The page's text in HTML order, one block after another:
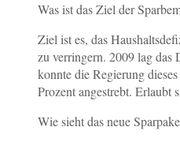
Was ist das Ziel der
Ziel ist es, das
zu verringern. 2009 lag das
konnte die Regierung
Prozent angestrebt. Erlaubt
Wie sieht das neue